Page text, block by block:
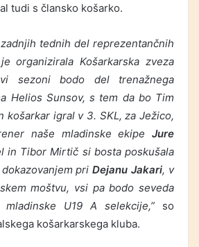
tudi s člansko košarko.
tednih del reprezentančnih
organizirala Košarkarska zveza
sezoni bodo del trenažnega
Helios Sunsov, s tem da bo Tim
košarkar igral v 3. SKL, za Ježico,
naše mladinske ekipe Jure
in Tibor Mirtič si bosta poskušala
priDejanu Jakari, v
moštvu, vsi pa bodo seveda
U19 A selekcije,” so
košarkarskega kluba.